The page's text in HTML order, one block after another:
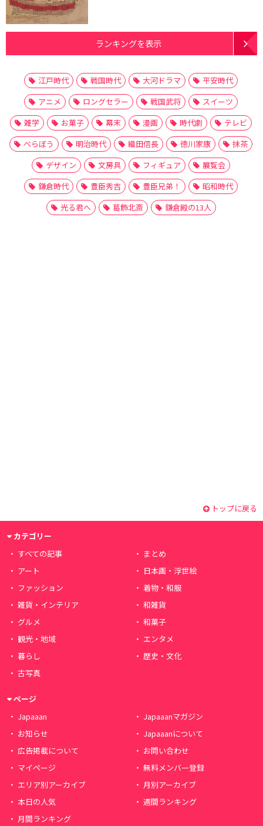
ランキングを表示
江戸時代 戦国時代 大河ドラマ
平安時代
アニメ
ロングセラー 戦国武将
スイーツ
雑学
お菓子 幕末 漫画 時代劇
テレビ
べらぼう
明治時代 織田信長 徳川家康
抹茶
デザイン
文房具 フィギュア
展覧会
鎌倉時代
豊臣秀吉 豊臣兄弟！
昭和時代
光る君へ
葛飾北斎 鎌倉殿の13人
トップに戻る
カテゴリー
すべての記事
まとめ
アート
日本画・浮世絵
ファッション
着物・和服
雑貨・インテリア
和雑貨
グルメ
和菓子
観光・地域
エンタメ
暮らし
歴史・文化
古写真
ページ
Japaaan
Japaaanマガジン
お知らせ
Japaaanについて
広告掲載について
お問い合わせ
マイページ
無料メンバー登録
エリア別アーカイブ
月別アーカイブ
本日の人気
週間ランキング
月間ランキング